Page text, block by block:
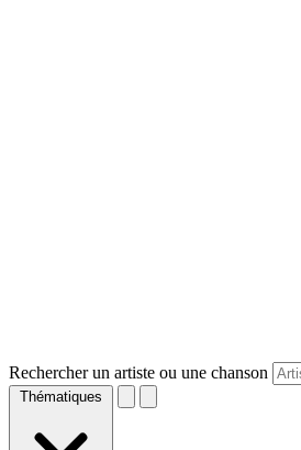
Rechercher un artiste ou une chanson
Thématiques